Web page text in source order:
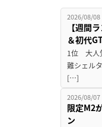
2026/08/08
【週間
＆初代
1位 大人
難シェル
[…]
2026/08/07
限定M2
ン